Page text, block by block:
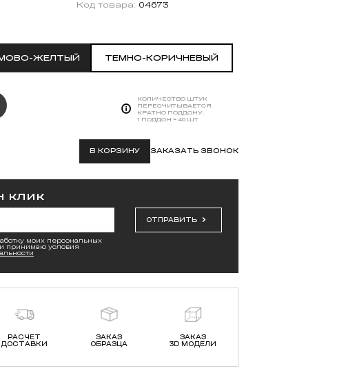
Код товара: 04673
ЖЕЛТЫЙ ТЕМНО-КОРИЧНЕВЫЙ
КОЛИЧЕСТВО ШТУК
ПЕРЕСЧИТЫВАЕТСЯ
КРАТНО ПОДДОНУ:
1 ПОДДОН = 40 ШТ
В КОРЗИНУ ЗАКАЗАТЬ ЗВОНОК
клик
ОТПРАВИТЬ
моих персональных
принимаю условия
РАСЧЕТ
ДОСТАВКИ
ЗАКАЗ
ОБРАЗЦА
ЗАКАЗ
3D МОДЕЛИ